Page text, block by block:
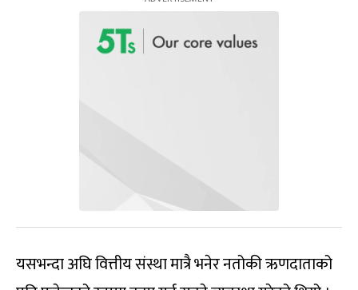
यसभन्दा अघि वित्तीय संस्था मात्रै भनेर नतोकी ऋणदाताको